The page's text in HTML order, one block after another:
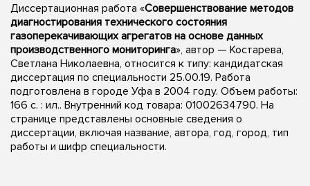
Диссертационная работа «Совершенствование методов
диагностирования технического состояния
газоперекачивающих агрегатов на основе данных
производственного мониторинга», автор — Костарева,
Светлана Николаевна, относится к типу: кандидатская
диссертация по специальности 25.00.19. Работа
подготовлена в городе Уфа в 2004 году. Объем работы:
166 с. : ил.. Внутренний код товара: 01002634790. На
странице представлены основные сведения о
диссертации, включая название, автора, год, город, тип
работы и шифр специальности.